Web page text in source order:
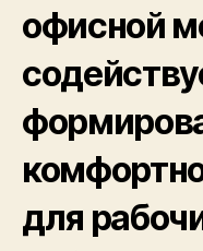
офисной
для